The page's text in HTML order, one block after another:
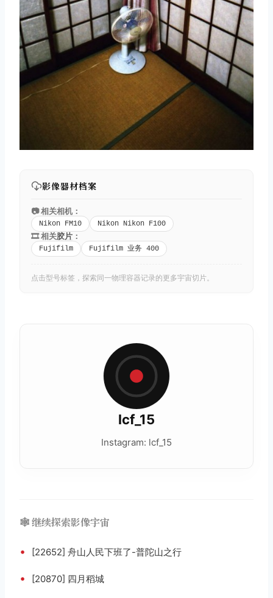
影像器材档案
📷 相关相机：
Nikon FM10 Nikon Nikon F100
🎞️ 相关胶片 ：
Fujifilm Fujifilm 业务 400
点击型号标签，探索同一物理容器记录的更多宇宙切片。
lcf_15
Instagram: lcf_15
🕸️ 继续探索影像宇宙
• [22652] 舟山人民下班了-普陀山之行
• [20870] 四月稻城